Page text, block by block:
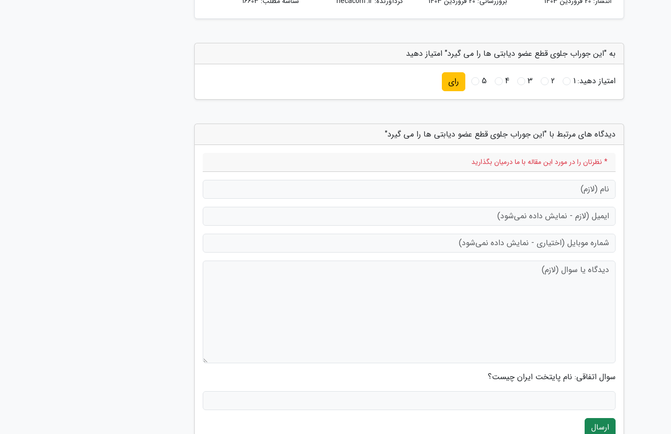
به "این جوراب جلوی قطع عضو دیابتی ها را می گیرد" امتیاز دهید
امتیاز دهید:1
2
3
4
5 رای
دیدگاه های مرتبط با "این جوراب جلوی قطع عضو دیابتی ها را می گیرد"
* نظرتان را در مورد این مقاله با ما درمیان بگذارید
سوال اتفاقی: نام پایتخت ایران چیست؟
ارسال